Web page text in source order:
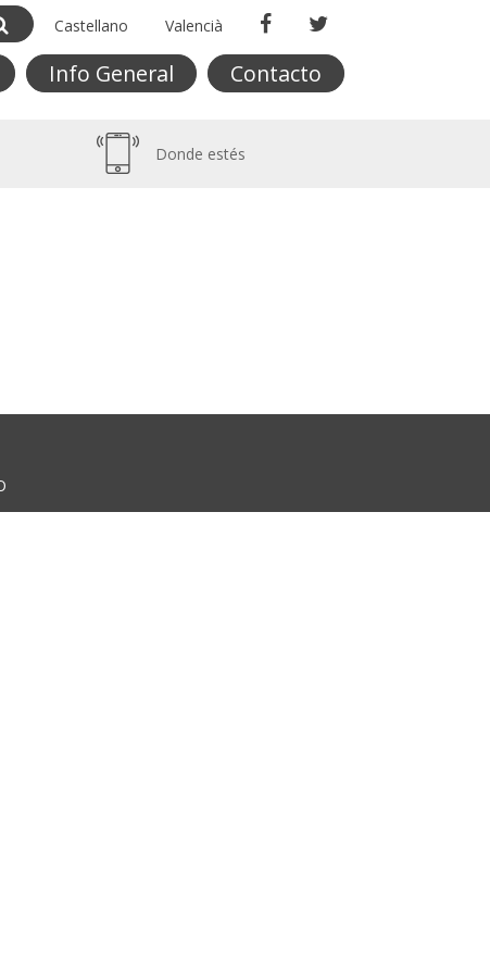
Castellano Valencià
Info General Contacto
Donde estés